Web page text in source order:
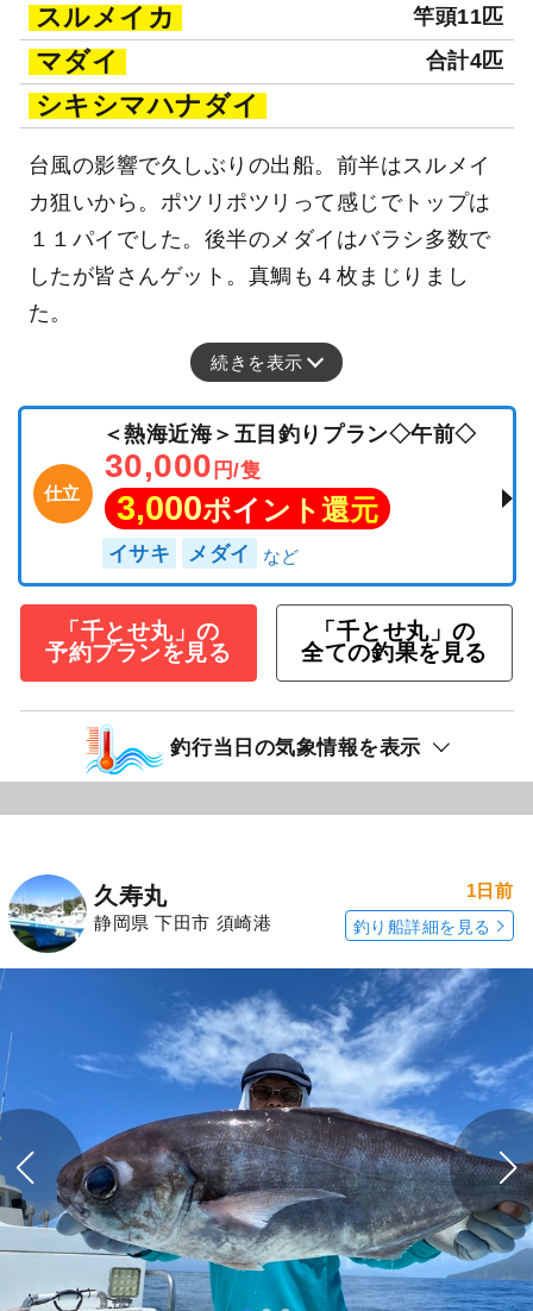
スルメイカ
竿頭11匹
マダイ 合計4匹
シキシマハナダイ
台風の影響で久しぶりの出船。前半はスルメイ
カ狙いから。ポツリポツリって感じでトップは
１１パイでした。後半のメダイはバラシ多数で
したが皆さんゲット。真鯛も４枚まじりまし
た。
続きを表示
仕立
＜熱海近海＞五目釣りプラン◇午前◇
30,000 円/隻
3,000ポイント還元
イサキ メダイ
「千とせ丸」の
予約プランを見る
「千とせ丸」の
全ての釣果を見る
釣行当日の気象情報を表示
久寿丸
静岡県 下田市 須崎港
1日前
釣り船詳細を見る